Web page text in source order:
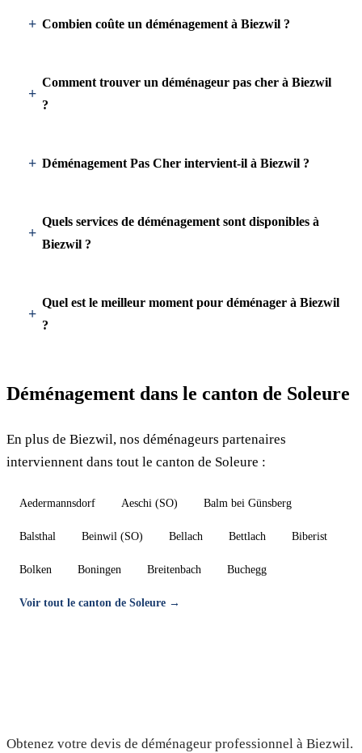
Combien coûte un déménagement à Biezwil ?
Comment trouver un déménageur pas cher à Biezwil
?
Déménagement Pas Cher intervient-il à Biezwil ?
Quels services de déménagement sont disponibles à
Biezwil ?
Quel est le meilleur moment pour déménager à Biezwil
?
Déménagement dans le canton de Soleure
En plus de Biezwil, nos déménageurs partenaires
interviennent dans tout le canton de Soleure :
Aedermannsdorf Aeschi (SO) Balm bei Günsberg
Balsthal Beinwil (SO) Bellach Bettlach Biberist
Bolken Boningen Breitenbach Buchegg
Voir tout le canton de Soleure →
Obtenez votre devis de déménageur professionnel à Biezwil.